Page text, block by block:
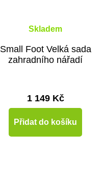
Skladem
Small Foot Velká sada
zahradního nářadí
1 149 Kč
Přidat do košíku